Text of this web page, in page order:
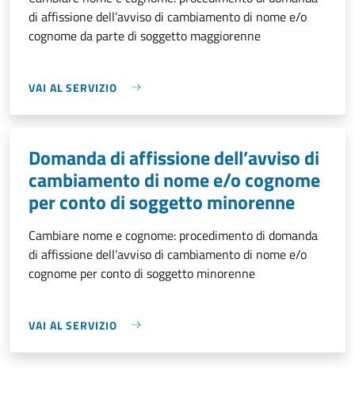
di affissione dell’avviso di cambiamento di nome e/o
cognome da parte di soggetto maggiorenne
VAI AL SERVIZIO
Domanda di affissione dell’avviso di
cambiamento di nome e/o cognome
per conto di soggetto minorenne
Cambiare nome e cognome: procedimento di domanda
di affissione dell’avviso di cambiamento di nome e/o
cognome per conto di soggetto minorenne
VAI AL SERVIZIO